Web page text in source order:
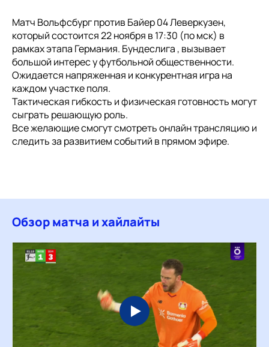
Матч Вольфсбург против Байер 04 Леверкузен,
который состоится 22 ноября в 17:30 (по мск) в
рамках этапа Германия. Бундеслига , вызывает
большой интерес у футбольной общественности.
Ожидается напряженная и конкурентная игра на
каждом участке поля.
Тактическая гибкость и физическая готовность могут
сыграть решающую роль.
Все желающие смогут смотреть онлайн трансляцию и
следить за развитием событий в прямом эфире.
Обзор матча и хайлайты